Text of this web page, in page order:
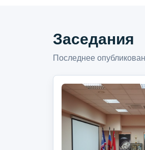
Заседания
Последнее